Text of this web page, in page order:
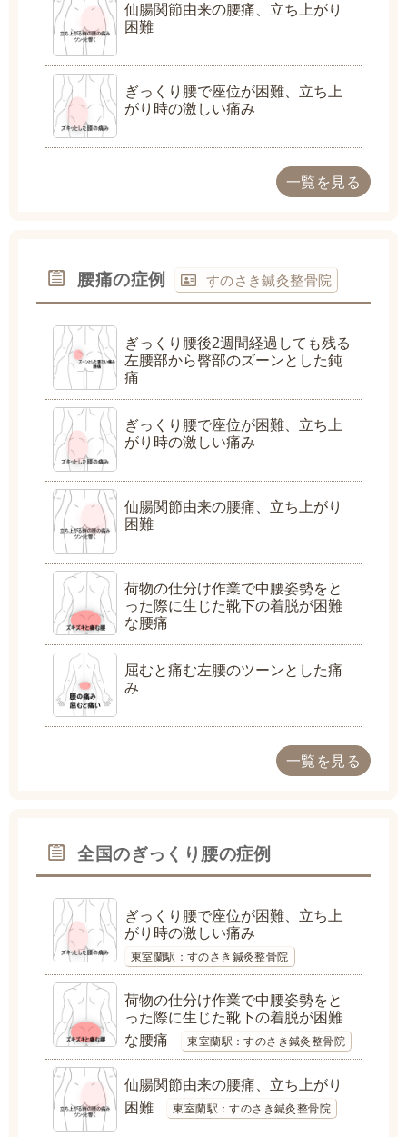
仙腸関節由来の腰痛、立ち上がり
困難
ぎっくり腰で座位が困難、立ち上
がり時の激しい痛み
一覧を見る
腰痛の症例 すのさき鍼灸整骨院
ぎっくり腰後2週間経過しても残る
左腰部から臀部のズーンとした鈍
痛
ぎっくり腰で座位が困難、立ち上
がり時の激しい痛み
仙腸関節由来の腰痛、立ち上がり
困難
荷物の仕分け作業で中腰姿勢をと
った際に生じた靴下の着脱が困難
な腰痛
屈むと痛む左腰のツーンとした痛
み
一覧を見る
全国のぎっくり腰の症例
ぎっくり腰で座位が困難、立ち上
がり時の激しい痛み
東室蘭駅：すのさき鍼灸整骨院
荷物の仕分け作業で中腰姿勢をと
った際に生じた靴下の着脱が困難
な腰痛
東室蘭駅：すのさき鍼灸整骨院
仙腸関節由来の腰痛、立ち上がり
困難
東室蘭駅：すのさき鍼灸整骨院